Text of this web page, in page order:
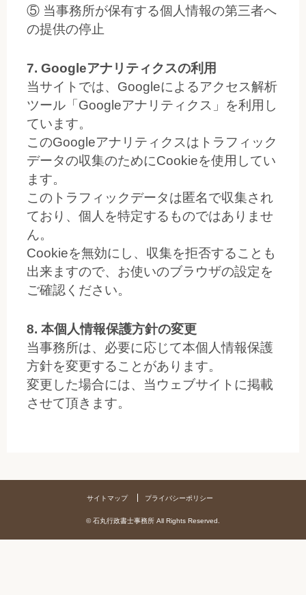
⑤ 当事務所が保有する個人情報の第三者へ
の提供の停止
7. Googleアナリティクスの利用
当サイトでは、Googleによるアクセス解析
ツール「Googleアナリティクス」を利用し
ています。
このGoogleアナリティクスはトラフィック
データの収集のためにCookieを使用してい
ます。
このトラフィックデータは匿名で収集され
ており、個人を特定するものではありませ
ん。
Cookieを無効にし、収集を拒否することも
出来ますので、お使いのブラウザの設定を
ご確認ください。
8. 本個人情報保護方針の変更
当事務所は、必要に応じて本個人情報保護
方針を変更することがあります。
変更した場合には、当ウェブサイトに掲載
させて頂きます。
サイトマップ プライバシーポリシー
© 石丸行政書士事務所 All Rights Reserved.